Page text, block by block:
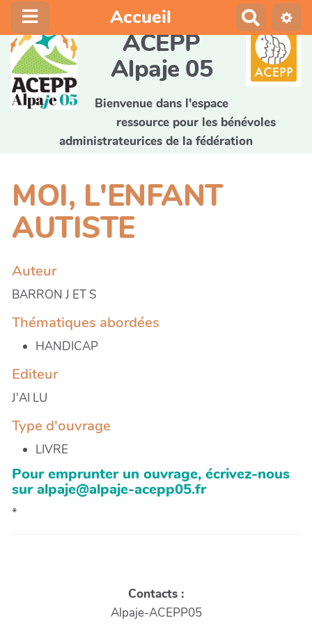
Accueil
e
c
h
e
c
ACEPP
Alpaje 05
Bienvenue dans l'espace
ressource pour les bénévoles
administrateurices de la fédération
MOI, L'ENFANT
AUTISTE
Auteur
BARRON J ET S
Thématiques abordées
HANDICAP
Editeur
J'AI LU
Type d'ouvrage
LIVRE
Pour emprunter un ouvrage, écrivez-nous
sur alpaje@alpaje-acepp05.fr
*
Contacts :
Alpaje-ACEPP05